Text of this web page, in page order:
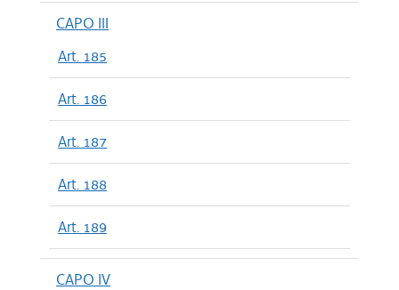
CAPO III
Art. 185
Art. 186
Art. 187
Art. 188
Art. 189
CAPO IV